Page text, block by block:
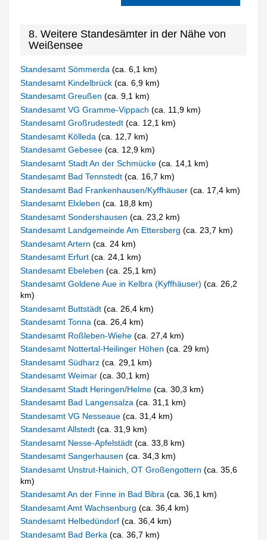
8. Weitere Standesämter in der Nähe von
Weißensee
Standesamt Sömmerda(ca. 6,1 km)
Standesamt Kindelbrück(ca. 6,9 km)
Standesamt Greußen(ca. 9,1 km)
Standesamt VG Gramme-Vippach(ca. 11,9 km)
Standesamt Großrudestedt(ca. 12,1 km)
Standesamt Kölleda(ca. 12,7 km)
Standesamt Gebesee(ca. 12,9 km)
Standesamt Stadt An der Schmücke(ca. 14,1 km)
Standesamt Bad Tennstedt(ca. 16,7 km)
Standesamt Bad Frankenhausen/Kyffhäuser(ca. 17,4 km)
Standesamt Elxleben(ca. 18,8 km)
Standesamt Sondershausen(ca. 23,2 km)
Standesamt Landgemeinde Am Ettersberg(ca. 23,7 km)
Standesamt Artern(ca. 24 km)
Standesamt Erfurt(ca. 24,1 km)
Standesamt Ebeleben(ca. 25,1 km)
Standesamt Goldene Aue in Kelbra (Kyffhäuser)(ca. 26,2
km)
Standesamt Buttstädt(ca. 26,4 km)
Standesamt Tonna(ca. 26,4 km)
Standesamt Roßleben-Wiehe(ca. 27,4 km)
Standesamt Nottertal-Heilinger Höhen(ca. 29 km)
Standesamt Südharz(ca. 29,1 km)
Standesamt Weimar(ca. 30,1 km)
Standesamt Stadt Heringen/Helme(ca. 30,3 km)
Standesamt Bad Langensalza(ca. 31,1 km)
Standesamt VG Nesseaue(ca. 31,4 km)
Standesamt Allstedt(ca. 31,9 km)
Standesamt Nesse-Apfelstädt(ca. 33,8 km)
Standesamt Sangerhausen(ca. 34,3 km)
Standesamt Unstrut-Hainich, OT Großengottern(ca. 35,6
km)
Standesamt An der Finne in Bad Bibra(ca. 36,1 km)
Standesamt Amt Wachsenburg(ca. 36,4 km)
Standesamt Helbedündorf(ca. 36,4 km)
Standesamt Bad Berka(ca. 36,7 km)